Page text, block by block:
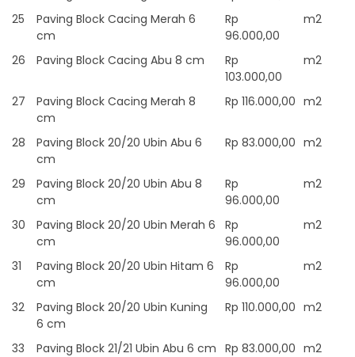
25
Paving Block Cacing Merah 6
cm
Rp
96.000,00
m2
26 Paving Block Cacing Abu 8 cm
Rp
103.000,00
m2
27
Paving Block Cacing Merah 8
cm
Rp 116.000,00 m2
28
Paving Block 20/20 Ubin Abu 6
cm
Rp 83.000,00 m2
29
Paving Block 20/20 Ubin Abu 8
cm
Rp
96.000,00
m2
30
Paving Block 20/20 Ubin Merah 6
cm
Rp
96.000,00
m2
31
Paving Block 20/20 Ubin Hitam 6
cm
Rp
96.000,00
m2
32
Paving Block 20/20 Ubin Kuning
6 cm
Rp 110.000,00 m2
33 Paving Block 21/21 Ubin Abu 6 cm Rp 83.000,00 m2